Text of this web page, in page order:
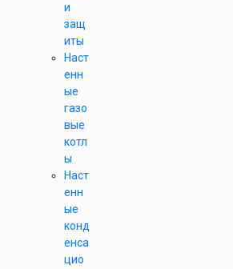
и
защ
иты
Наст
енн
ые
газо
вые
котл
ы
Наст
енн
ые
конд
енса
цио